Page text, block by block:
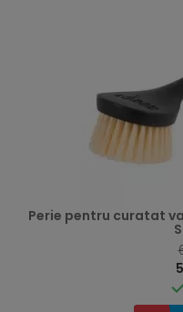
Perie pentru curatat